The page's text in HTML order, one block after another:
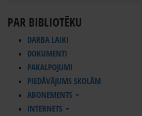
PAR BIBLIOTĒKU
DARBA LAIKI
DOKUMENTI
PAKALPOJUMI
PIEDĀVĀJUMS SKOLĀM
ABONEMENTS
INTERNETS